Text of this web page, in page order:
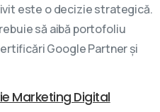
este o decizie strategică.
să aibă portofoliu
Google Partner și
Marketing Digital